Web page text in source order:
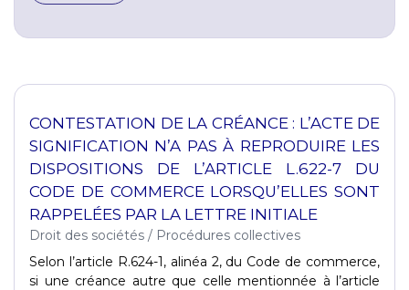
CONTESTATION DE LA CRÉANCE : L’ACTE DE
SIGNIFICATION N’A PAS À REPRODUIRE LES
DISPOSITIONS DE L’ARTICLE L.622-7 DU
CODE DE COMMERCE LORSQU’ELLES SONT
RAPPELÉES PAR LA LETTRE INITIALE
Droit des sociétés / Procédures collectives
Selon l’article R.624-1, alinéa 2, du Code de commerce,
si une créance autre que celle mentionnée à l’article